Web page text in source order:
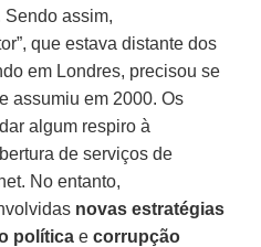
Sendo assim,
que estava distante dos
em Londres, precisou se
assumiu em 2000. Os
algum respiro à
de serviços de
No entanto,
novas estratégias
política ecorrupção